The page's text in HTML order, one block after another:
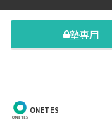
塾専用
ONETES